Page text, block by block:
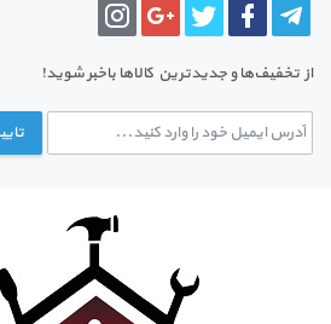
از تخفیف‌ها و جدیدترین‌ کالاها باخبر شوید!